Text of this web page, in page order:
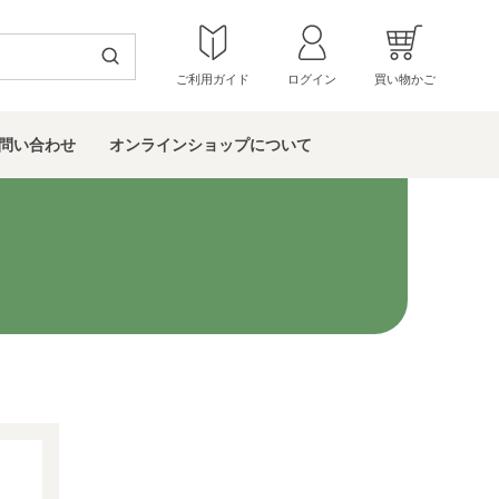
ご利用ガイド ログイン 買い物かご
い合わせ オンラインショップについて